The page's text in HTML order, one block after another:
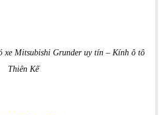
xe Mitsubishi Grunder uy tín – Kính ô tô
Thiên Kế